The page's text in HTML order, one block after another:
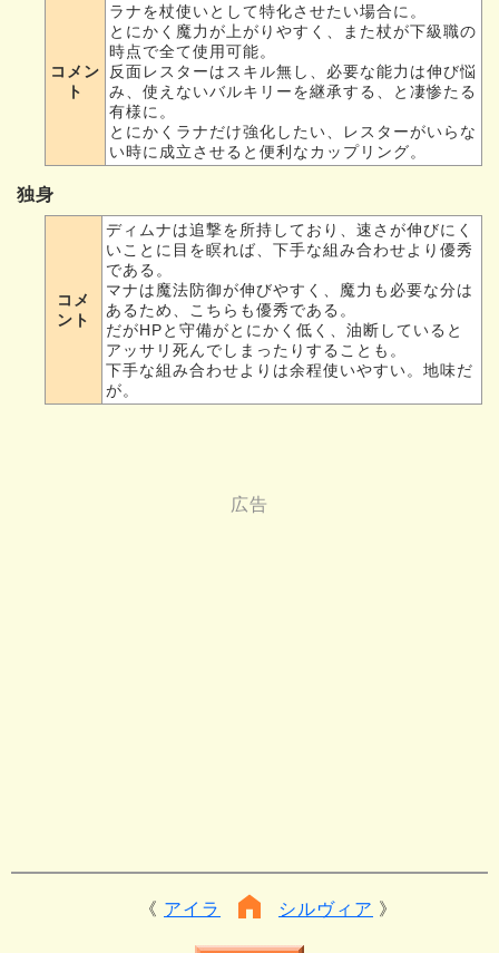
コメン
ト
ラナを杖使いとして特化させたい場合に。
とにかく魔力が上がりやすく、また杖が下級職の
時点で全て使用可能。
反面レスターはスキル無し、必要な能力は伸び悩
み、使えないバルキリーを継承する、と凄惨たる
有様に。
とにかくラナだけ強化したい、レスターがいらな
い時に成立させると便利なカップリング。
独身
コメ
ント
ディムナは追撃を所持しており、速さが伸びにく
いことに目を瞑れば、下手な組み合わせより優秀
である。
マナは魔法防御が伸びやすく、魔力も必要な分は
あるため、こちらも優秀である。
だがHPと守備がとにかく低く、油断していると
アッサリ死んでしまったりすることも。
下手な組み合わせよりは余程使いやすい。地味だ
が。
アイラ シルヴィア